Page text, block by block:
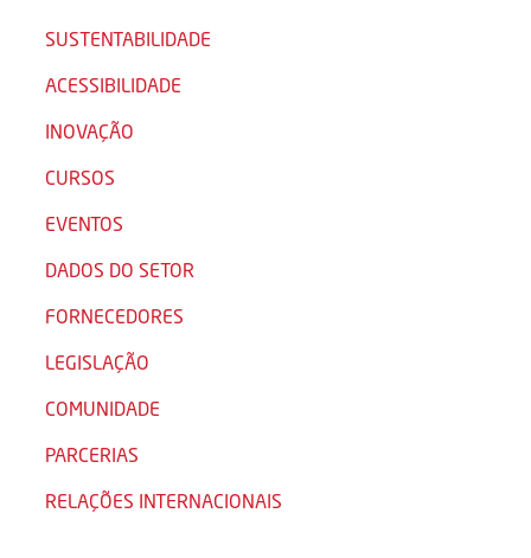
SUSTENTABILIDADE
ACESSIBILIDADE
INOVAÇÃO
CURSOS
EVENTOS
DADOS DO SETOR
FORNECEDORES
LEGISLAÇÃO
COMUNIDADE
PARCERIAS
RELAÇÕES INTERNACIONAIS